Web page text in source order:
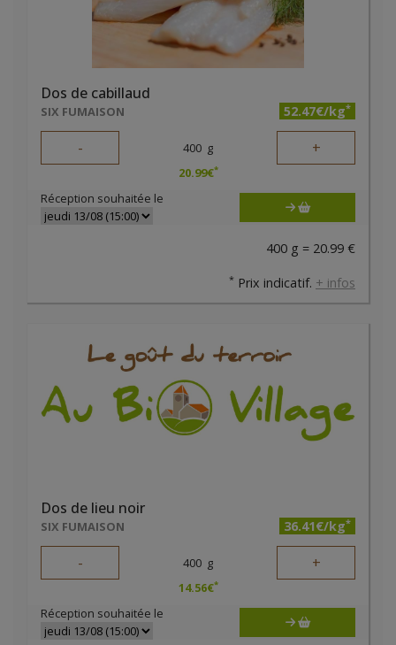
Dos de cabillaud
SIX FUMAISON 52.47€/kg*
- 400 g +
20.99€*
Réception souhaitée le
400 g = 20.99 €
* Prix indicatif. + infos
Dos de lieu noir
SIX FUMAISON 36.41€/kg*
- 400 g +
14.56€*
Réception souhaitée le